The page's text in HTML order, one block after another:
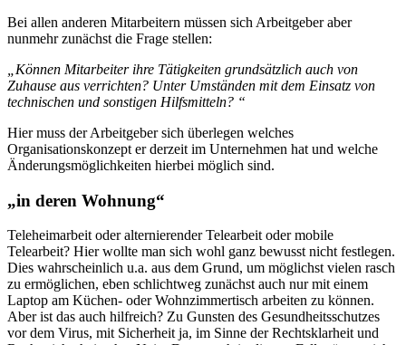
Bei allen anderen Mitarbeitern müssen sich Arbeitgeber aber
nunmehr zunächst die Frage stellen:
„Können Mitarbeiter ihre Tätigkeiten grundsätzlich auch von
Zuhause aus verrichten? Unter Umständen mit dem Einsatz von
technischen und sonstigen Hilfsmitteln? “
Hier muss der Arbeitgeber sich überlegen welches
Organisationskonzept er derzeit im Unternehmen hat und welche
Änderungsmöglichkeiten hierbei möglich sind.
„in deren Wohnung“
Teleheimarbeit oder alternierender Telearbeit oder mobile
Telearbeit? Hier wollte man sich wohl ganz bewusst nicht festlegen.
Dies wahrscheinlich u.a. aus dem Grund, um möglichst vielen rasch
zu ermöglichen, eben schlichtweg zunächst auch nur mit einem
Laptop am Küchen- oder Wohnzimmertisch arbeiten zu können.
Aber ist das auch hilfreich? Zu Gunsten des Gesundheitsschutzes
vor dem Virus, mit Sicherheit ja, im Sinne der Rechtsklarheit und